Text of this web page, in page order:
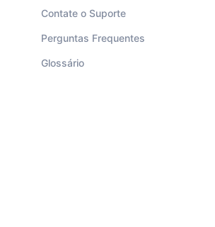
Contate o Suporte
Perguntas Frequentes
Glossário